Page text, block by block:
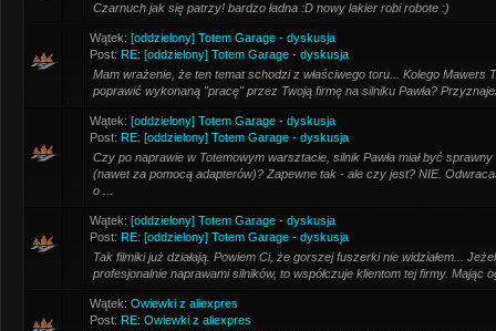
Czarnuch jak się patrzy! bardzo ładna :D nowy lakier robi robote :)
Wątek: [oddzielony] Totem Garage - dyskusja
Post: RE: [oddzielony] Totem Garage - dyskusja
Mam wrażenie, że ten temat schodzi z właściwego toru... Kolego Mawers
poprawić wykonaną "pracę" przez Twoją firmę na silniku Pawła?
Wątek: [oddzielony] Totem Garage - dyskusja
Post: RE: [oddzielony] Totem Garage - dyskusja
Czy po naprawie w Totemowym warsztacie, silnik Pawła miał być
(nawet za pomocą adapterów)? Zapewne tak - ale czy jest? NIE.
o ...
Wątek: [oddzielony] Totem Garage - dyskusja
Post: RE: [oddzielony] Totem Garage - dyskusja
Tak filmiki już działają. Powiem Ci, że gorszej fuszerki nie widziałem...
profesjonalnie naprawami silników, to współczuje klientom tej firmy. Mając
Wątek: Owiewki z aliexpres
Post: RE: Owiewki z aliexpres